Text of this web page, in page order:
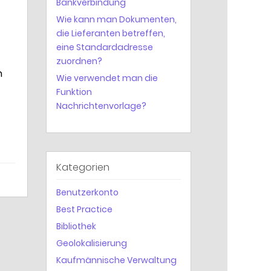
Bankverbindung
Wie kann man Dokumenten,
die Lieferanten betreffen,
eine Standardadresse
zuordnen?
Wie verwendet man die
Funktion
Nachrichtenvorlage?
Kategorien
Benutzerkonto
Best Practice
Bibliothek
Geolokalisierung
Kaufmännische Verwaltung